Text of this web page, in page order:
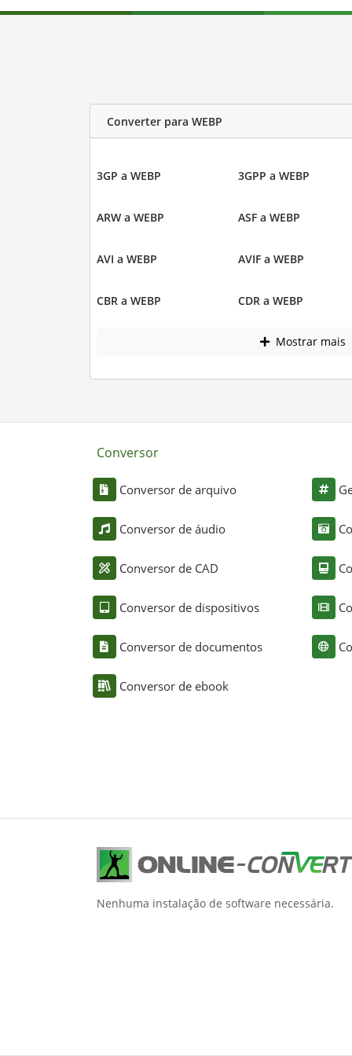
Converter para WEBP
3GP a WEBP 3GPP a WEBP
ARW a WEBP ASF a WEBP
AVI a WEBP AVIF a WEBP
CBR a WEBP CDR a WEBP
Mostrar mais
Conversor
Conversor de arquivo
Conversor de áudio
Conversor de CAD
Conversor de dispositivos
Conversor de documentos
Conversor de ebook
Nenhuma instalação de software necessária.